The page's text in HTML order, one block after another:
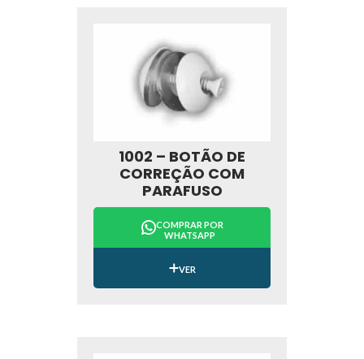
1002 – BOTÃO DE
CORREÇÃO COM
PARAFUSO
COMPRAR POR
WHATSAPP
VER